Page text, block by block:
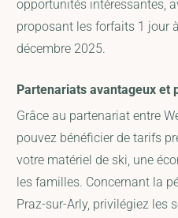
opportunités intéressantes,
proposant les forfaits 1 jour
décembre 2025.
Partenariats avantageux et
Grâce au partenariat entre
pouvez bénéficier de tarifs
votre matériel de ski, une
les familles. Concernant la
Praz-sur-Arly, privilégiez les